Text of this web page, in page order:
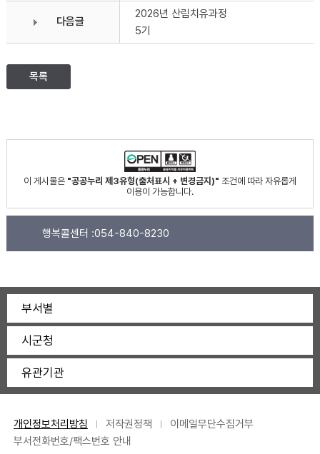
다음글
2026년 산림치유과정
5기
목록
이 게시물은 "공공누리 제3유형(출처표시 + 변경금지)" 조건에 따라 자유롭게
이용이 가능합니다.
행복콜센터 :054-840-8230
부서별
시군청
유관기관
개인정보처리방침 저작권정책
이메일무단수집거부
부서전화번호/팩스번호 안내